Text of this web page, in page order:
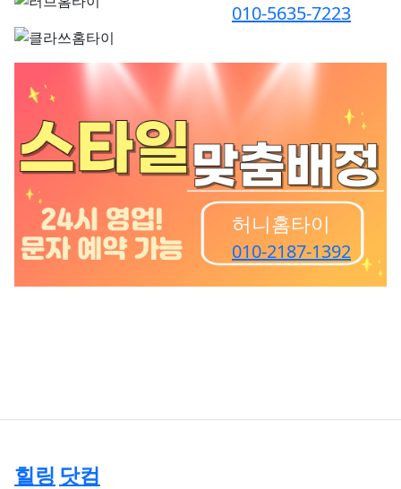
010-5635-7223
허니홈타이
010-2187-1392
힐링 닷컴